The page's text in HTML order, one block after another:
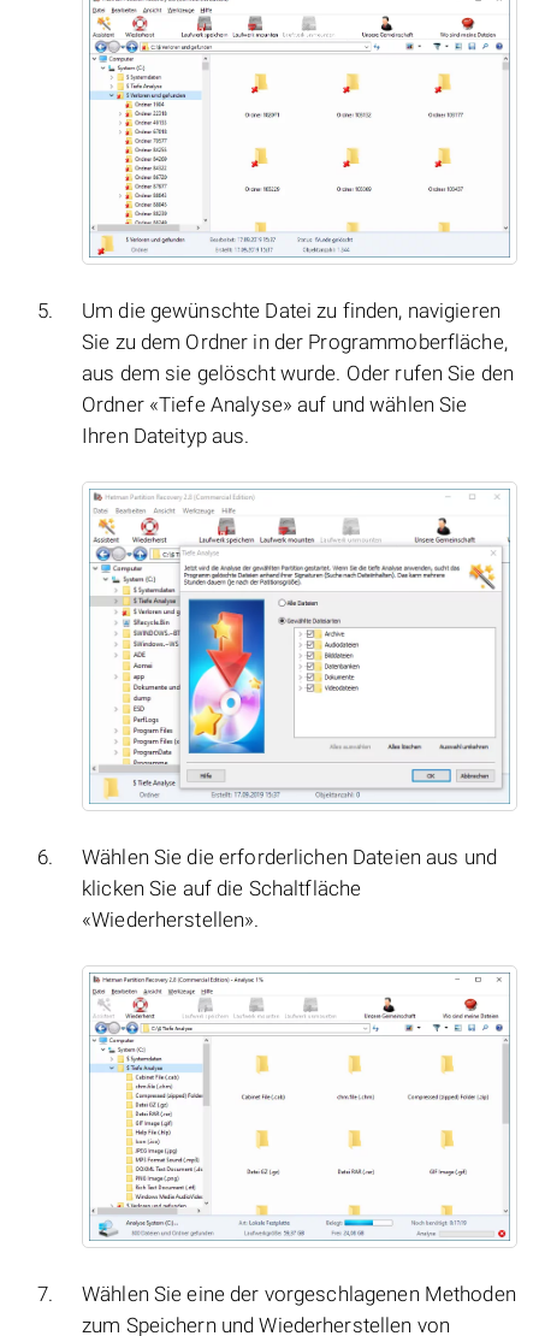
Um die gewünschte Datei zu finden, navigieren
Sie zu dem Ordner in der Programmoberfläche,
aus dem sie gelöscht wurde. Oder rufen Sie den
Ordner «Tiefe Analyse» auf und wählen Sie
Ihren Dateityp aus.
Wählen Sie die erforderlichen Dateien aus und
klicken Sie auf die Schaltfläche
«Wiederherstellen».
Wählen Sie eine der vorgeschlagenen Methoden
zum Speichern und Wiederherstellen von